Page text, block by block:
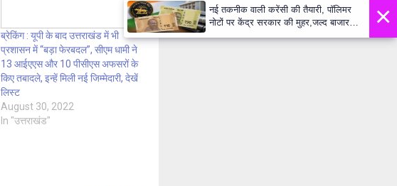
ब्रेकिंग : यूपी के बाद उत्तराखंड में भी
प्रशासन में “बड़ा फेरबदल”, सीएम धामी ने
13 आईएएस और 10 पीसीएस अफसरों के
किए तबादले, इन्हें मिली नई जिम्मेदारी, देखें
लिस्ट
August 30, 2022
In "उत्तराखंड"
×
नई तकनीक वाली करेंसी की तैयारी, पॉलिमर
नोटों पर केंद्र सरकार की मुहर,जल्द बाजार में
दिखेंगे प्लास्टिक के ₹10 और ₹20 के नोट -